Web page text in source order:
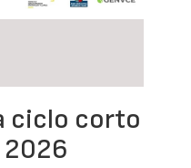
ciclo corto
2026